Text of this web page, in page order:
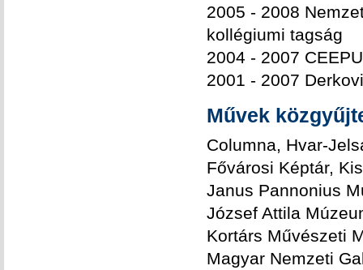
2005 - 2008
kollégiumi tagság
2004 - 2007
2001 - 2007
Művek
Columna, Hvar-
Fővárosi Képtár,
Janus Pannonius
József Attila
Kortárs Művészeti
Magyar Nemzeti